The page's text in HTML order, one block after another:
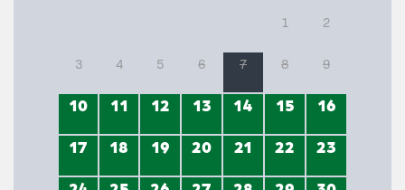
1 2
3 4 5 6 7 8 9
10 11 12 13 14 15
16
17
18 19 20 21 22
23